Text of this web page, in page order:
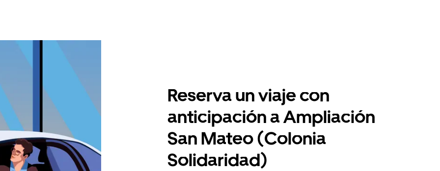
Reserva un viaje con
anticipación a Ampliación
San Mateo (Colonia
Solidaridad)